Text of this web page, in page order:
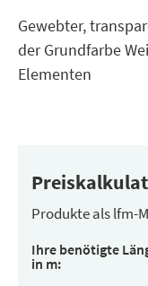
Gewebter,
der Grundfarbe
Elementen
Produkte als lfm-
Ihre benötigte
in m: